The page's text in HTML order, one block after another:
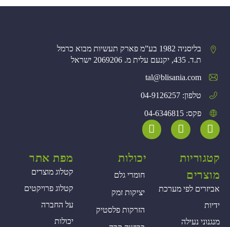
בליסניה 1982 בע”מ פארק תעשיות מבוא כרמל
ת.ד. 435, יקנעם עלית מ. 2069206 ישראל
tal@blisania.com‏
טלפון: 04-9126257
פקס: 04-6346815
קטגוריות
מוצרים
אביזרים לפי מערכת
ידיות
מנגנוני נעילה
יכולות
חומרי גלם
יציקות זמק
הזרקות פלסטיק
מפת אתר
קטלוג מוצרים
קטלוג פרויקטים
על החברה
יכולות